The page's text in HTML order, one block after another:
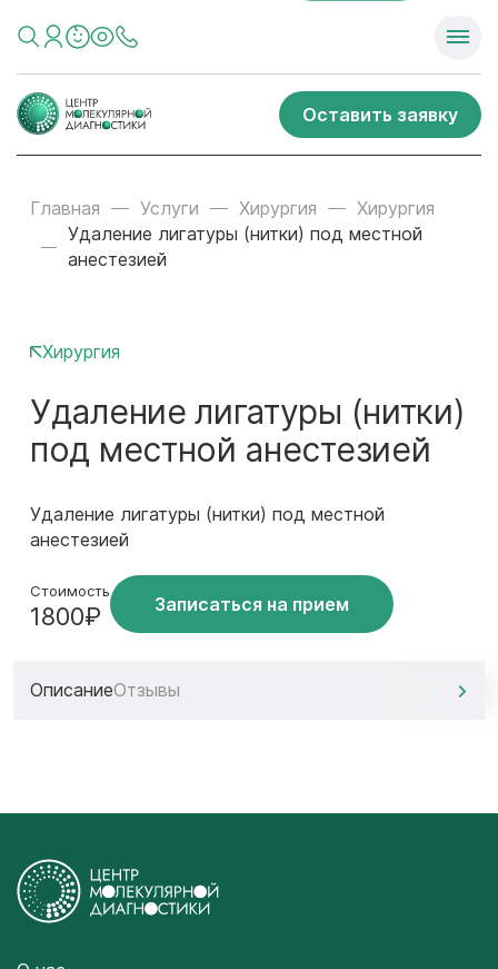
Оставить заявку
Главная Услуги Хирургия
Хирургия
Удаление лигатуры (нитки) под местной
анестезией
Хирургия
Удаление лигатуры (нитки)
под местной анестезией
Удаление лигатуры (нитки) под местной
анестезией
Стоимость
1800₽ Записаться на прием
ОписаниеОтзывы